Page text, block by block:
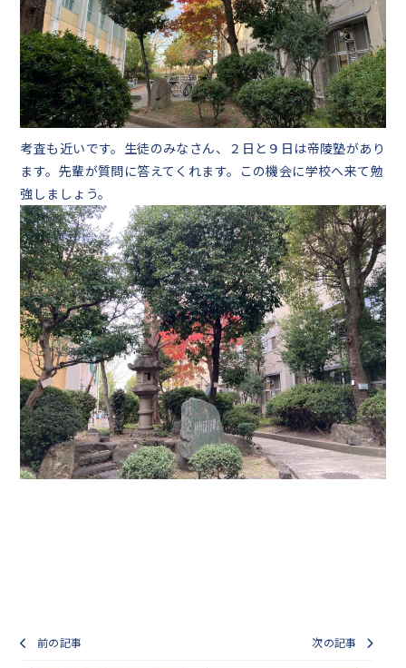
考査も近いです。生徒のみなさん、２日と９日は帝陵塾があり
ます。先輩が質問に答えてくれます。この機会に学校へ来て勉
強しましょう。
前の記事 次の記事